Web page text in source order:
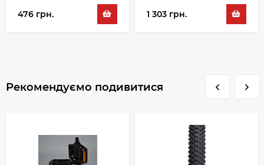
476 грн. 1 303 грн.
Рекомендуємо подивитися